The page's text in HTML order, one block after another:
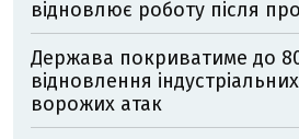
відновлює роботу після
Держава покриватиме до
відновлення
ворожих атак